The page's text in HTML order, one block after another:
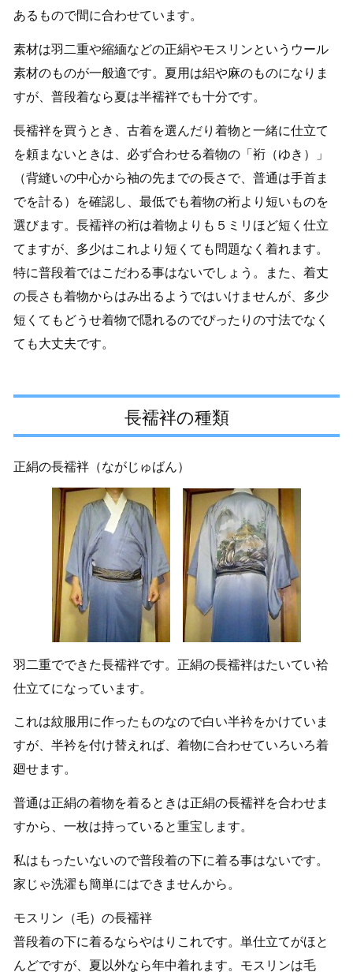
あるもので間に合わせています。
素材は羽二重や縮緬などの正絹やモスリンというウール
素材のものが一般適です。夏用は絽や麻のものになりま
すが、普段着なら夏は半襦袢でも十分です。
長襦袢を買うとき、古着を選んだり着物と一緒に仕立て
を頼まないときは、必ず合わせる着物の「裄（ゆき）」
（背縫いの中心から袖の先までの長さで、普通は手首ま
でを計る）を確認し、最低でも着物の裄より短いものを
選びます。長襦袢の裄は着物よりも５ミリほど短く仕立
てますが、多少はこれより短くても問題なく着れます。
特に普段着ではこだわる事はないでしょう。また、着丈
の長さも着物からはみ出るようではいけませんが、多少
短くてもどうせ着物で隠れるのでぴったりの寸法でなく
ても大丈夫です。
長襦袢の種類
正絹の長襦袢（ながじゅばん）
羽二重でできた長襦袢です。正絹の長襦袢はたいてい袷
仕立てになっています。
これは紋服用に作ったものなので白い半衿をかけていま
すが、半衿を付け替えれば、着物に合わせていろいろ着
廻せます。
普通は正絹の着物を着るときは正絹の長襦袢を合わせま
すから、一枚は持っていると重宝します。
私はもったいないので普段着の下に着る事はないです。
家じゃ洗濯も簡単にはできませんから。
モスリン（毛）の長襦袢
普段着の下に着るならやはりこれです。単仕立てがほと
んどですが、夏以外なら年中着れます。モスリンは毛